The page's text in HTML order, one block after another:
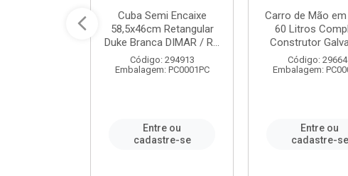
Cuba Semi Encaixe
58,5x46cm Retangular
Duke Branca DIMAR / R...
Código: 294913
Embalagem: PC0001PC
Entre ou
cadastre-se
Carro de Mão
60 Litros
Construtor
Código:
Embalagem:
Entre ou
cadastre-se